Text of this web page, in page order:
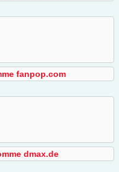
fanpop.com
dmax.de